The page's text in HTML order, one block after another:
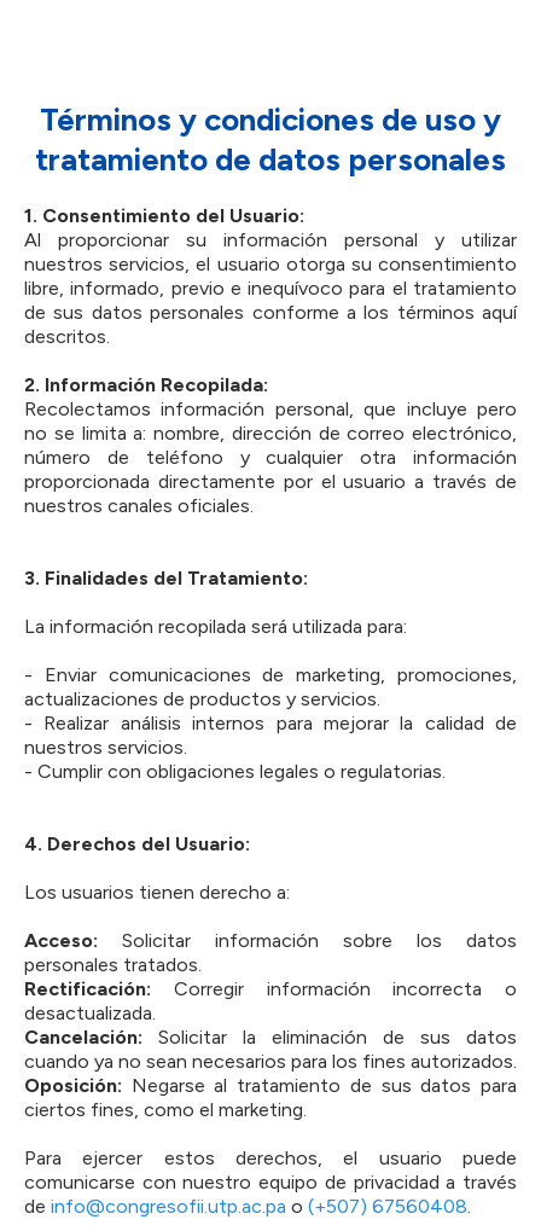
Términos y condiciones de uso y
tratamiento de datos personales
1.⁠ ⁠Consentimiento del Usuario:
Al proporcionar su información personal y utilizar
nuestros servicios, el usuario otorga su consentimiento
libre, informado, previo e inequívoco para el tratamiento
de sus datos personales conforme a los términos aquí
descritos.
2.⁠ ⁠Información Recopilada:
Recolectamos información personal, que incluye pero
no se limita a: nombre, dirección de correo electrónico,
número de teléfono y cualquier otra información
proporcionada directamente por el usuario a través de
nuestros canales oficiales.
3.⁠ ⁠Finalidades del Tratamiento:
La información recopilada será utilizada para:
- Enviar comunicaciones de marketing, promociones,
actualizaciones de productos y servicios.
- Realizar análisis internos para mejorar la calidad de
nuestros servicios.
- Cumplir con obligaciones legales o regulatorias.
4.⁠ ⁠Derechos del Usuario:
Los usuarios tienen derecho a:
Acceso: Solicitar información sobre los datos
personales tratados.
Rectificación: Corregir información incorrecta o
desactualizada.
Cancelación: Solicitar la eliminación de sus datos
cuando ya no sean necesarios para los fines autorizados.
Oposición: Negarse al tratamiento de sus datos para
ciertos fines, como el marketing.
Para ejercer estos derechos, el usuario puede
comunicarse con nuestro equipo de privacidad a través
de info@congresofii.utp.ac.pa o (+507) 67560408.